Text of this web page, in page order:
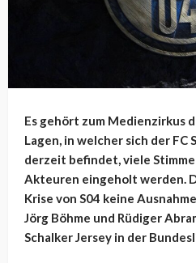
Es gehört zum Medienzirkus
Lagen, in welcher sich der FC
derzeit befindet, viele
Akteuren eingeholt werden.
Krise von S04 keine
Jörg Böhme und Rüdiger
Schalker Jersey in der